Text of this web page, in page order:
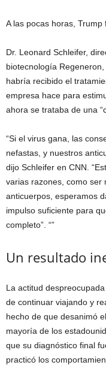
A las pocas horas, Trump
Dr. Leonard Schleifer,
biotecnología
habría recibido el
empresa hace para
ahora se trataba de una
“Si el virus gana, las
nefastas, y nuestros
dijo Schleifer en CNN.
varias razones, como ser
anticuerpos, esperamos
impulso suficiente para
completo”. “”
Un resultado
La actitud
de continuar viajando y
hecho de que desanimó
mayoría de los
que su diagnóstico final
practicó los